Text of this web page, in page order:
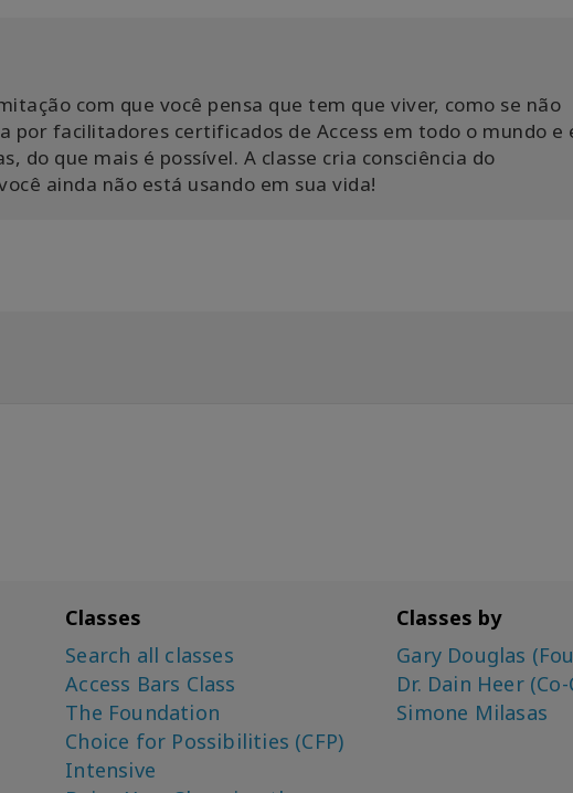
com que você pensa que tem que viver, como se não
por facilitadores certificados de Access em todo o mundo e
do que mais é possível. A classe cria consciência do
ainda não está usando em sua vida!
Classes
Search all classes
Access Bars Class
The Foundation
Choice for Possibilities (CFP)
Intensive
Classes by
Gary Douglas
Dr. Dain Heer
Simone Milasas